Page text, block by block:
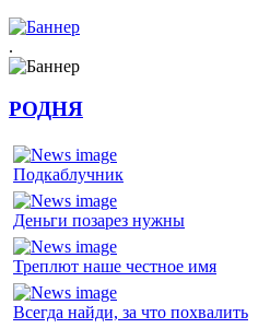
.
РОДНЯ
Подкаблучник
Деньги позарез нужны
Треплют наше честное имя
Всегда найди, за что похвалить